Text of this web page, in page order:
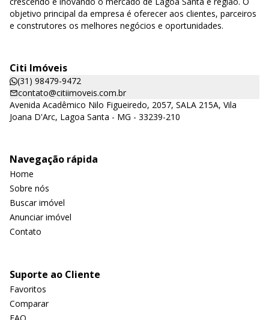
objetivo principal da empresa é oferecer aos clientes, parceiros
e construtores os melhores negócios e oportunidades.
Citi Imóveis
(31) 98479-9472
contato@citiimoveis.com.br
Avenida Acadêmico Nilo Figueiredo, 2057, SALA 215A, Vila
Joana D'Arc, Lagoa Santa - MG - 33239-210
Navegação rápida
Home
Sobre nós
Buscar imóvel
Anunciar imóvel
Contato
Suporte ao Cliente
Favoritos
Comparar